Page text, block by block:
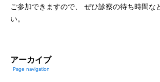
ご参加できますので、 ぜひ診察の待ち時間な
い。
アーカイブ
Page navigation